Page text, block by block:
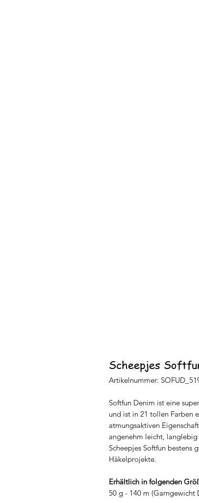
Scheepjes
Artikelnummer:
Softfun Denim ist eine
und ist in 21 tollen Farben
atmungsaktiven
angenehm leicht,
Scheepjes Softfun bestens
Häkelprojekte.
Erhältlich in folgenden
50 g - 140 m (Garngewicht